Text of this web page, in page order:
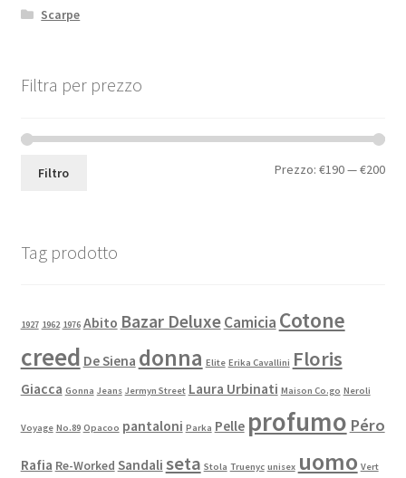
Scarpe
Filtra per prezzo
Filtro Prezzo:€190—€200
Tag prodotto
1927 1962 1976 Abito Bazar DeluxeCamicia Cotone
creed De Siena donna Elite Erika Cavallini Floris
Giacca Gonna Jeans Jermyn Street Laura Urbinati Maison Co.go Neroli
Voyage No.89 Opacoo pantaloni Parka Pelle profumo Péro
Rafia Re-Worked Sandali seta Stola Truenyc unisex uomo Vert